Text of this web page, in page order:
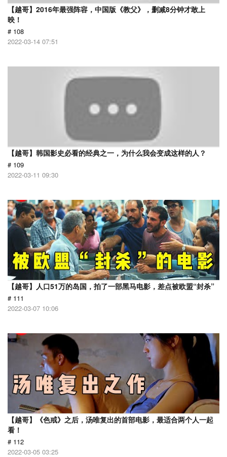
【越哥】2016年最强阵容，中国版《教父》，删减8分钟才敢上
映！
# 108
2022-03-14 07:51
【越哥】韩国影史必看的经典之一，为什么我会变成这样的人？
# 109
2022-03-11 09:30
【越哥】人口51万的岛国，拍了一部黑马电影，差点被欧盟“封杀”
# 111
2022-03-07 10:06
【越哥】《色戒》之后，汤唯复出的首部电影，最适合两个人一起
看！
# 112
2022-03-05 03:25